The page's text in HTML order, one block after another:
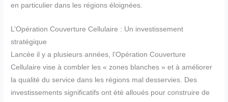
en particulier dans les régions éloignées.
L’Opération Couverture Cellulaire : Un investissement
stratégique
Lancée il y a plusieurs années, l’Opération Couverture
Cellulaire vise à combler les « zones blanches » et à améliorer
la qualité du service dans les régions mal desservies. Des
investissements significatifs ont été alloués pour construire de